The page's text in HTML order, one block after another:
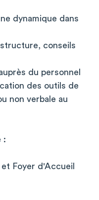
dynamique dans
conseils
du personnel
des outils de
non verbale au
:
Foyer d'Accueil